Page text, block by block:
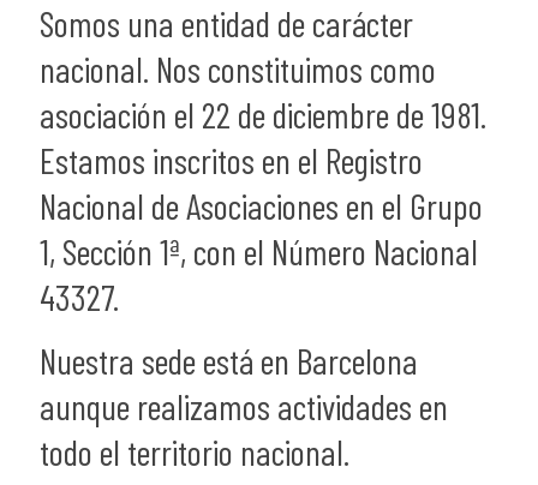
Somos una entidad de carácter
nacional. Nos constituimos como
asociación el 22 de diciembre de 1981.
Estamos inscritos en el Registro
Nacional de Asociaciones en el Grupo
1, Sección 1ª, con el Número Nacional
43327.
Nuestra sede está en Barcelona
aunque realizamos actividades en
todo el territorio nacional.